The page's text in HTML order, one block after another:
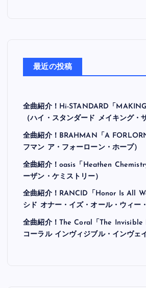
最近の投稿
全曲紹介！Hi-STANDARD「
（ハイ・スタンダード メイキング・
全曲紹介！BRAHMAN「A
フマン ア・フォーローン・ホープ）
全曲紹介！oasis「Heathen
ーザン・ケミストリー）
全曲紹介！RANCID「Honor Is All
シド オナー・イズ・オール・ウィー
全曲紹介！The Coral「The Invisible
コーラル インヴィジブル・インヴェ